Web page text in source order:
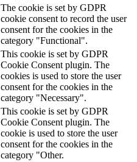
The cookie is set by GDPR
cookie consent to record the user
consent for the cookies in the
category "Functional".
This cookie is set by GDPR
Cookie Consent plugin. The
cookies is used to store the user
consent for the cookies in the
category "Necessary".
This cookie is set by GDPR
Cookie Consent plugin. The
cookie is used to store the user
consent for the cookies in the
category "Other.